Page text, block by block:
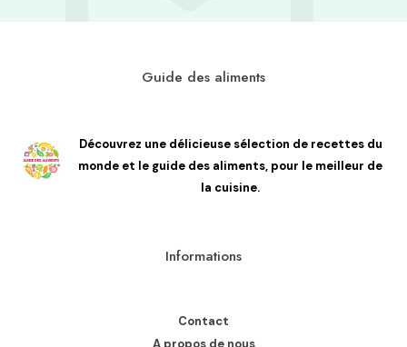
Guide des aliments
Découvrez une délicieuse sélection de recettes du
monde et le guide des aliments, pour le meilleur de
la cuisine.
Informations
Contact
A propos de nous